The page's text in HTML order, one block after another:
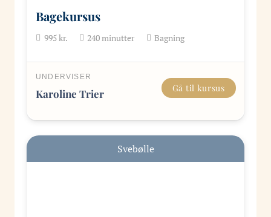
Bagekursus
995kr. 240minutter Bagning
UNDERVISER
Karoline Trier Gå til kursus
Svebølle